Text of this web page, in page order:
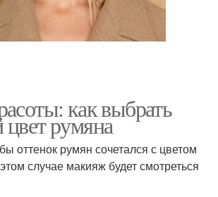
как выбрать
румяна
оттенок румян сочетался с цветом
случае макияж будет смотреться